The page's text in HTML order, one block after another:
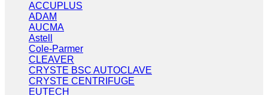
ACCUPLUS
ADAM
AUCMA
Astell
Cole-Parmer
CLEAVER
CRYSTE BSC AUTOCLAVE
CRYSTE CENTRIFUGE
EUTECH